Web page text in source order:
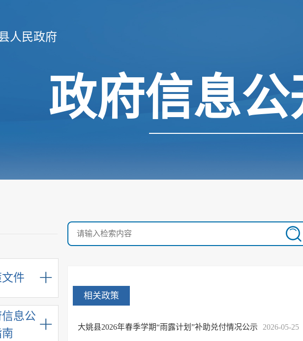
人民政府
政府信息公
件
息公
相关政策
大姚县2026年春季学期“雨露计划”补助兑付情况公示 2026-05-25